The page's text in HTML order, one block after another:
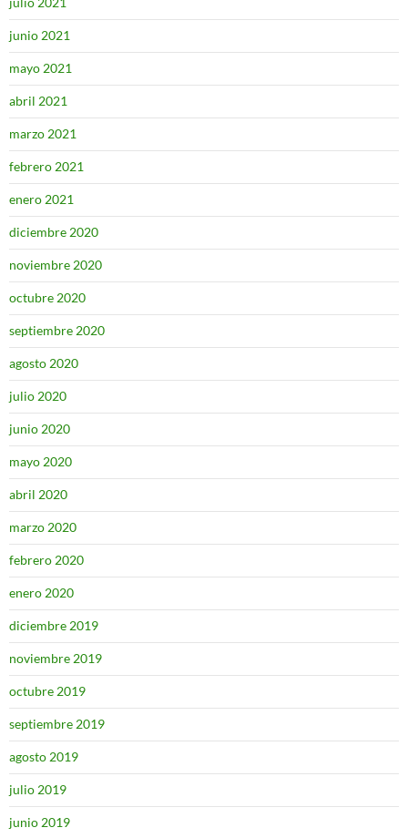
junio 2021
mayo 2021
abril 2021
marzo 2021
febrero 2021
enero 2021
diciembre 2020
noviembre 2020
octubre 2020
septiembre 2020
agosto 2020
julio 2020
junio 2020
mayo 2020
abril 2020
marzo 2020
febrero 2020
enero 2020
diciembre 2019
noviembre 2019
octubre 2019
septiembre 2019
agosto 2019
julio 2019
junio 2019